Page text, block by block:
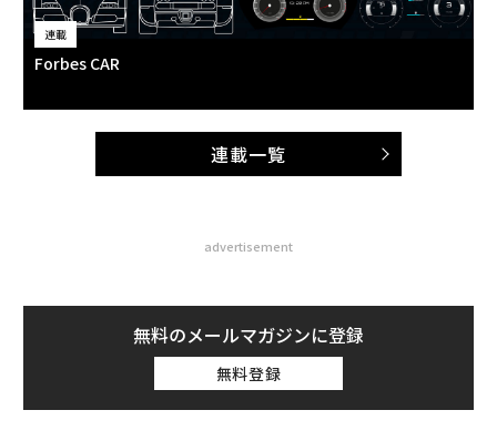
連載
Forbes CAR
連載一覧
advertisement
無料のメールマガジンに登録
無料登録